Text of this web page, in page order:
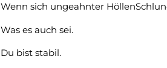
Wenn sich ungeahnter
Was es auch sei.
Du bist stabil.